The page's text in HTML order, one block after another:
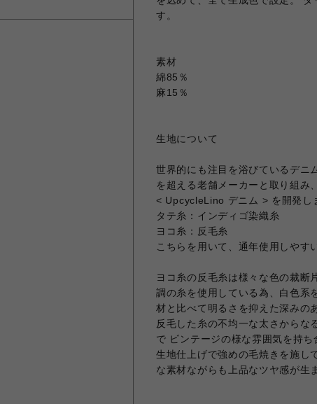
す。
素材
綿85％
麻15％
生地について
世界的にも注目を浴びているデニ
を超える老舗メーカーと取り組
< UpcycleLino デニム > を開発し
タテ糸：インディゴ染織糸
ヨコ糸：反毛糸
こちらを用いて、通年使用しやす
ヨコ糸の反毛糸は様々な色の裁断
調の糸を使用している為、白色系
材と比べて明るさを抑えた深みの
反毛した糸の不均一な太さからな
で ビンテージの様な雰囲気を持ち
生地仕上げで強めの毛焼きを施し
な素材ながらも上品なツヤ感が生